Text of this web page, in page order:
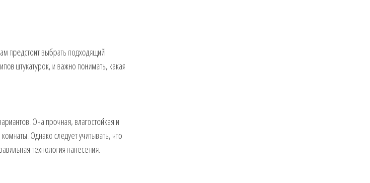
предстоит выбрать подходящий
штукатурок, и важно понимать, какая
Она прочная, влагостойкая и
Однако следует учитывать, что
технология нанесения.